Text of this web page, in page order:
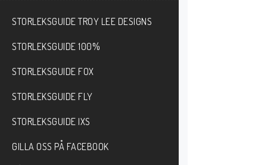
STORLEKSGUIDE TROY LEE DESIGNS
STORLEKSGUIDE 100%
STORLEKSGUIDE FOX
STORLEKSGUIDE FLY
STORLEKSGUIDE IXS
GILLA OSS PÅ FACEBOOK